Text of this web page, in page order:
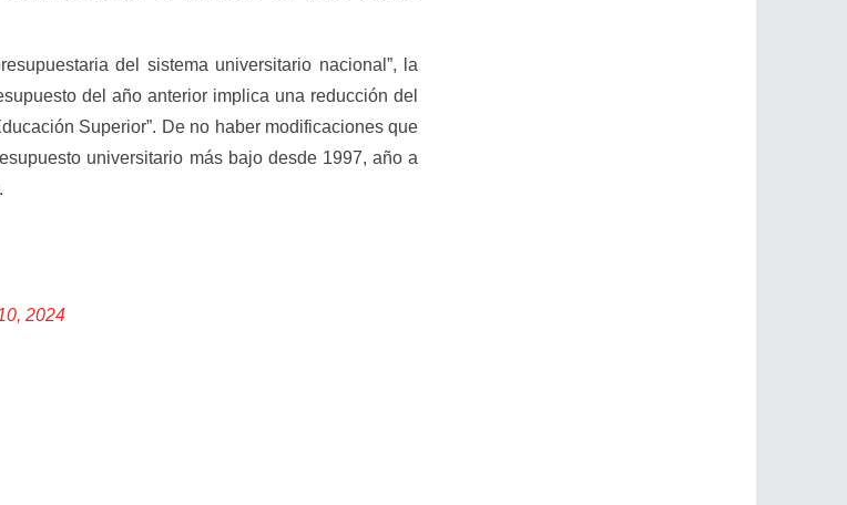
del sistema universitario nacional”, la
del año anterior implica una reducción del
Superior”. De no haber modificaciones que
universitario más bajo desde 1997, año a
2024